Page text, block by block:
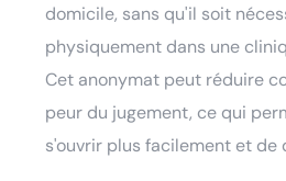
domicile, sans qu'il soit
physiquement dans une
Cet anonymat peut réduire
peur du jugement, ce qui
s'ouvrir plus facilement et de